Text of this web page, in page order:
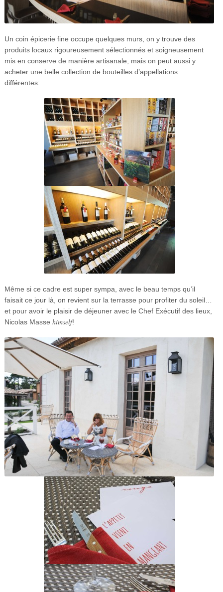
Un coin épicerie fine occupe quelques murs, on y trouve des
produits locaux rigoureusement sélectionnés et soigneusement
mis en conserve de manière artisanale, mais on peut aussi y
acheter une belle collection de bouteilles d’appellations
différentes:
Même si ce cadre est super sympa, avec le beau temps qu’il
faisait ce jour là, on revient sur la terrasse pour profiter du soleil…
et pour avoir le plaisir de déjeuner avec le Chef Exécutif des lieux,
Nicolas Masse himself!